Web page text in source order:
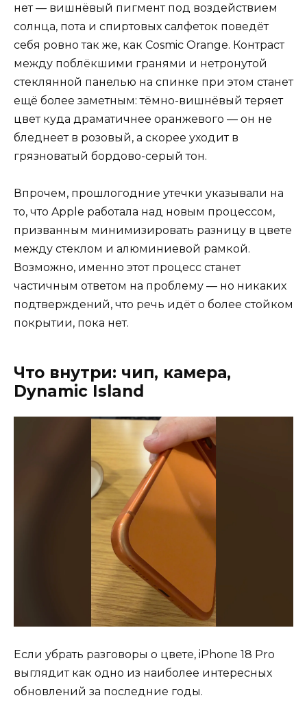
нет — вишнёвый пигмент под воздействием
солнца, пота и спиртовых салфеток поведёт
себя ровно так же, как Cosmic Orange. Контраст
между поблёкшими гранями и нетронутой
стеклянной панелью на спинке при этом станет
ещё более заметным: тёмно-вишнёвый теряет
цвет куда драматичнее оранжевого — он не
бледнеет в розовый, а скорее уходит в
грязноватый бордово-серый тон.
Впрочем, прошлогодние утечки указывали на
то, что Apple работала над новым процессом,
призванным минимизировать разницу в цвете
между стеклом и алюминиевой рамкой.
Возможно, именно этот процесс станет
частичным ответом на проблему — но никаких
подтверждений, что речь идёт о более стойком
покрытии, пока нет.
Что внутри: чип, камера,
Dynamic Island
Если убрать разговоры о цвете, iPhone 18 Pro
выглядит как одно из наиболее интересных
обновлений за последние годы.